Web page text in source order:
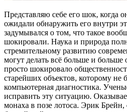
Представляю себе его шок,
ожидали обнаружить его внутри
задумывался о том, что такое
шокировали. Наука и природа
стремительному развитию
могут делать всё больше и
просто шокировало
старейших объектов, которому не
компьютерная диагностика.
исправить эту ситуацию.
монаха в позе лотоса. Эрик Брейн,